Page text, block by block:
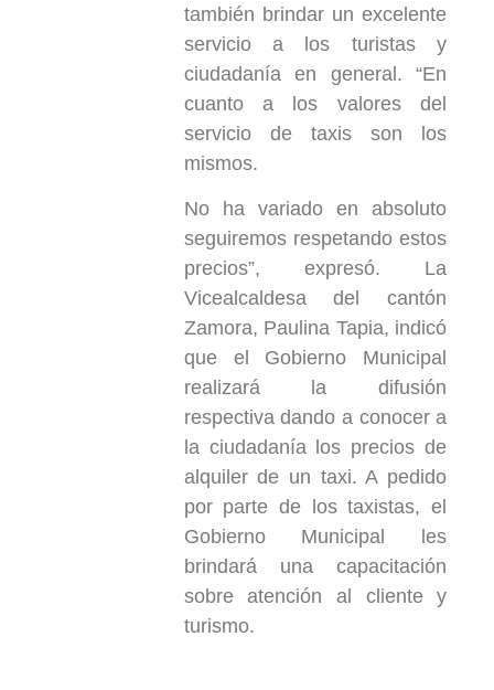
también brindar un excelente
servicio a los turistas y
ciudadanía en general. “En
cuanto a los valores del
servicio de taxis son los
mismos.
No ha variado en absoluto
seguiremos respetando estos
precios”, expresó. La
Vicealcaldesa del cantón
Zamora, Paulina Tapia, indicó
que el Gobierno Municipal
realizará la difusión
respectiva dando a conocer a
la ciudadanía los precios de
alquiler de un taxi. A pedido
por parte de los taxistas, el
Gobierno Municipal les
brindará una capacitación
sobre atención al cliente y
turismo.